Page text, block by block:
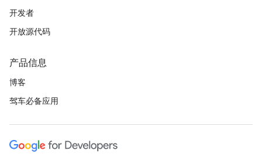
开发者
开放源代码
产品信息
博客
驾车必备应用